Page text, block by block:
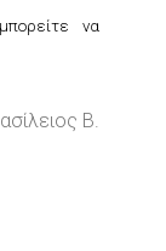
να
Β.